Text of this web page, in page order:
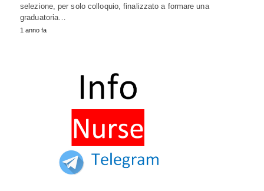
selezione, per solo colloquio, finalizzato a formare una
graduatoria…
1 anno fa